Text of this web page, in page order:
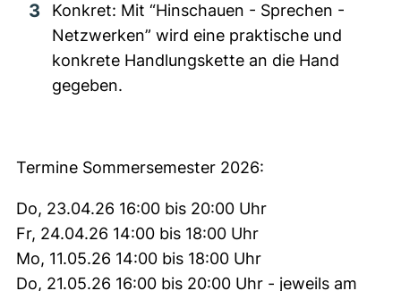
Konkret: Mit “Hinschauen - Sprechen -
Netzwerken” wird eine praktische und
konkrete Handlungskette an die Hand
gegeben.
Termine Sommersemester 2026:
Do, 23.04.26 16:00 bis 20:00 Uhr
Fr, 24.04.26 14:00 bis 18:00 Uhr
Mo, 11.05.26 14:00 bis 18:00 Uhr
Do, 21.05.26 16:00 bis 20:00 Uhr - jeweils am